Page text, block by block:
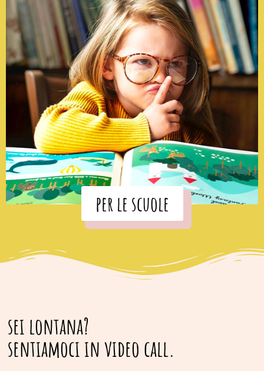
per le scuole
sei lontana?
sentiamoci in video call.